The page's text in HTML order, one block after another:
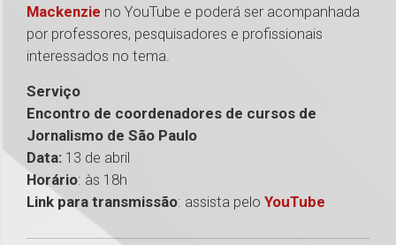
Mackenzie no YouTube e poderá ser acompanhada
por professores, pesquisadores e profissionais
interessados no tema.
Serviço
Encontro de coordenadores de cursos de
Jornalismo de São Paulo
Data: 13 de abril
Horário: às 18h
Link para transmissão: assista pelo YouTube
1